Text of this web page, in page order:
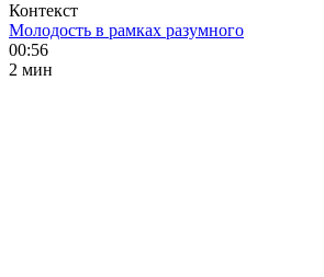
Контекст
Молодость в рамках разумного
00:56
2 мин